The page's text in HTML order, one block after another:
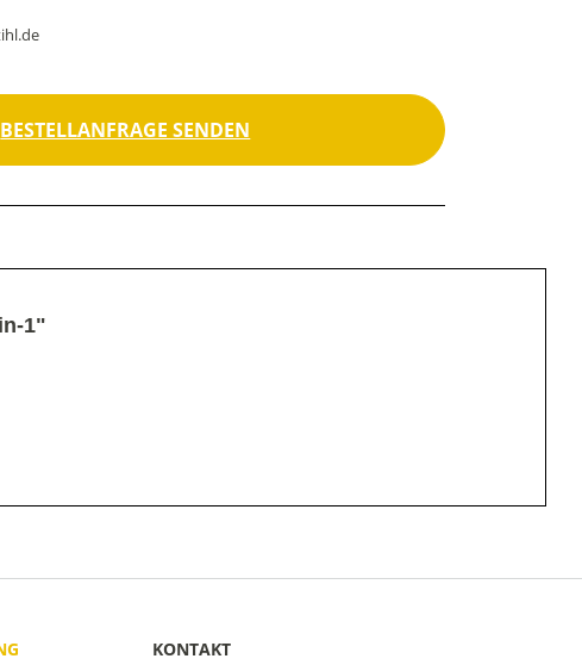
BESTELLANFRAGE SENDEN
1"
KONTAKT